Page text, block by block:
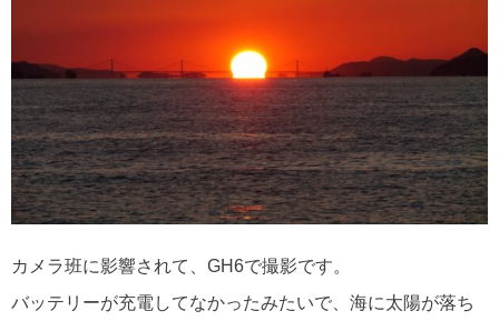
カメラ班に影響されて、GH6で撮影です。
バッテリーが充電してなかったみたいで、海に太陽が落ち